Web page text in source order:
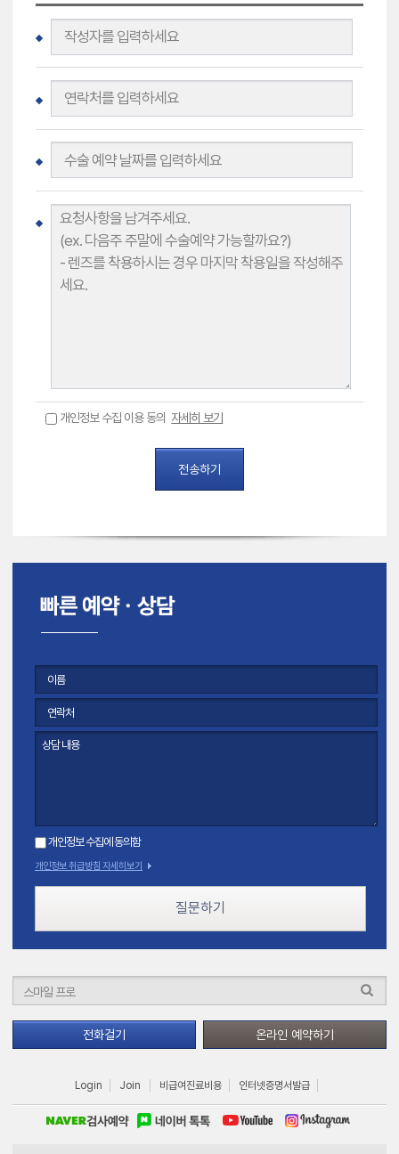
개인정보 수집 이용 동의 자세히 보기
전송하기
개인정보 수집에 동의함
개인정보 취급방침 자세히보기
질문하기
전화걸기 온라인 예약하기
Login Join 비급여진료비용 인터넷증명서발급